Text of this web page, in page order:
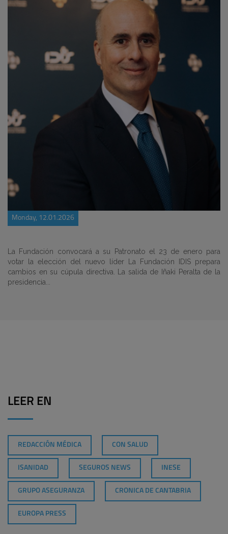
Monday, 12.01.2026
La Fundación convocará a su Patronato el 23 de enero para
votar la elección del nuevo líder La Fundación IDIS prepara
cambios en su cúpula directiva. La salida de Iñaki Peralta de la
presidencia...
LEER EN
REDACCIÓN MÉDICA CON SALUD
ISANIDAD SEGUROS NEWS INESE
GRUPO ASEGURANZA CRONICA DE CANTABRIA
EUROPA PRESS